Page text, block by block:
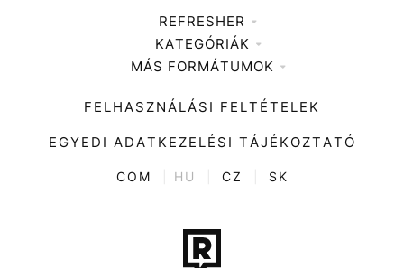
REFRESHER
Médiaajánlat
KATEGÓRIÁK
Zene
Divat
Kultúra
ENTR
Tech-Tudomány
MÁS FORMÁTUMOK
FELHASZNÁLÁSI FELTÉTELEK
EGYEDI ADATKEZELÉSI TÁJÉKOZTATÓ
COM HU CZ SK